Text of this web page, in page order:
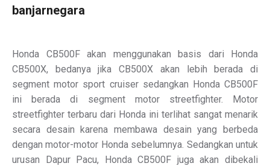
banjarnegara
Honda CB500F akan menggunakan basis dari Honda
CB500X, bedanya jika CB500X akan lebih berada di
segment motor sport cruiser sedangkan Honda CB500F
ini berada di segment motor streetfighter. Motor
streetfighter terbaru dari Honda ini terlihat sangat menarik
secara desain karena membawa desain yang berbeda
dengan motor-motor Honda sebelumnya. Sedangkan untuk
urusan Dapur Pacu, Honda CB500F juga akan dibekali